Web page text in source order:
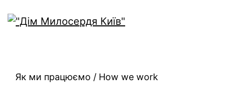
Як ми працюємо / How we work